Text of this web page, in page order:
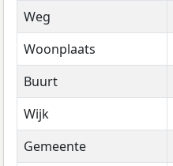
Weg
Woonplaats
Buurt
Wijk
Gemeente